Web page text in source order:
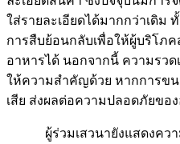
ใส่รายละเอียดได้มากกว่าเดิม
การสืบย้อนกลับเพื่อให้ผู้บริโภ
อาหารได้ นอกจากนี้ ความรวด
ให้ความสำคัญด้วย หากการข
เสีย ส่งผลต่อความปลอดภัยขอ
ผู้ร่วมเสวนายังแสดงควา